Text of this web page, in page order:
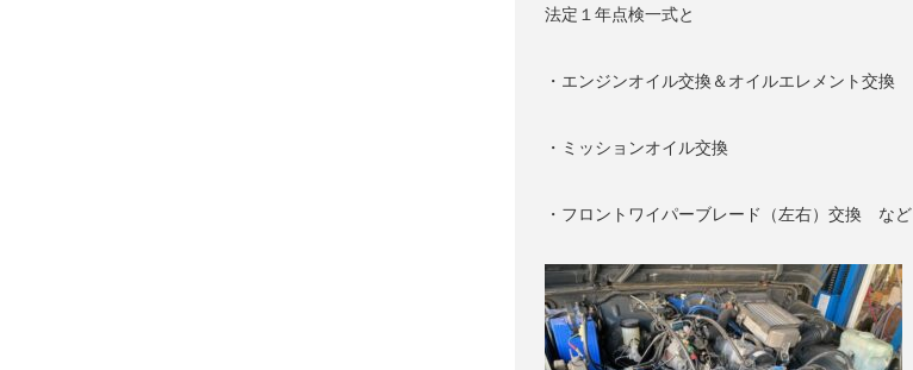
法定１年点検一式と
・エンジンオイル交換＆オイルエレメント交換
・ミッションオイル交換
・フロントワイパーブレード（左右）交換 など